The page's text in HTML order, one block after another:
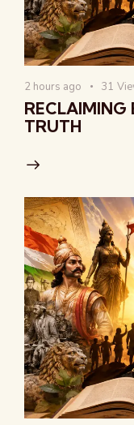
2 hours ago 31
RECLAIMING
TRUTH